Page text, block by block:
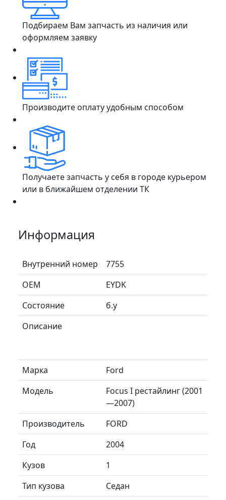
Подбираем Вам запчасть из наличия или
оформляем заявку
Производите оплату удобным способом
Получаете запчасть у себя в городе курьером
или в ближайшем отделении ТК
Информация
Внутренний номер
7755
ОЕМ
EYDK
Состояние
б.у
Описание
Марка
Ford
Модель
Focus I рестайлинг (2001
—2007)
Производитель
FORD
Год
2004
Кузов
1
Тип кузова
Седан